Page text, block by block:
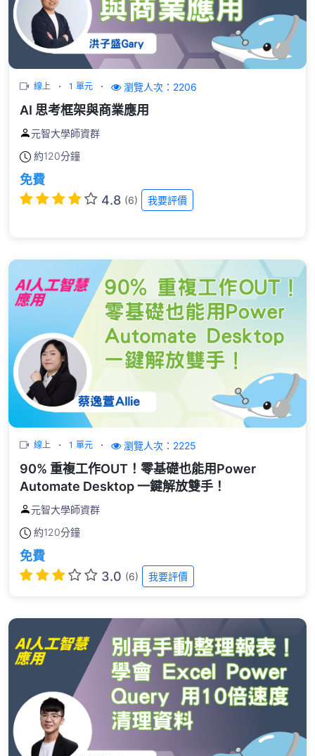
線上 1 單元 瀏覽人次：2206
AI 思考框架與商業應用
元智大學師資群
約120分鐘
免費
4.8 (6) 我要評價
線上 1 單元 瀏覽人次：2225
90% 重複工作OUT！零基礎也能用Power
Automate Desktop 一鍵解放雙手！
元智大學師資群
約120分鐘
免費
3.0 (6) 我要評價